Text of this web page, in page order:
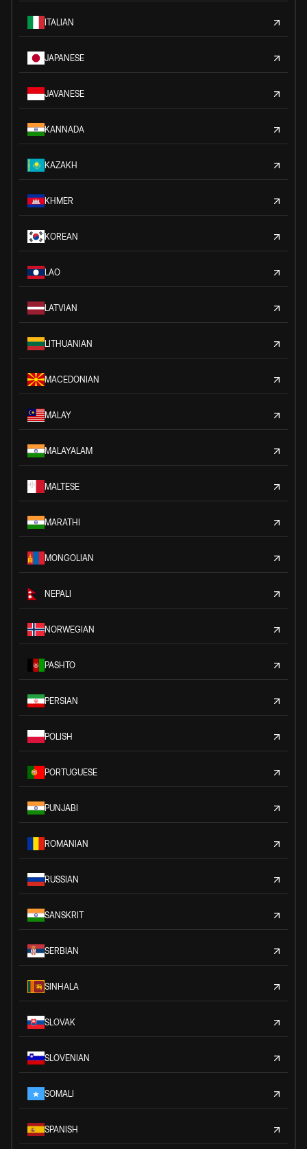
ITALIAN
JAPANESE
JAVANESE
KANNADA
KAZAKH
KHMER
KOREAN
LAO
LATVIAN
LITHUANIAN
MACEDONIAN
MALAY
MALAYALAM
MALTESE
MARATHI
MONGOLIAN
NEPALI
NORWEGIAN
PASHTO
PERSIAN
POLISH
PORTUGUESE
PUNJABI
ROMANIAN
RUSSIAN
SANSKRIT
SERBIAN
SINHALA
SLOVAK
SLOVENIAN
SOMALI
SPANISH